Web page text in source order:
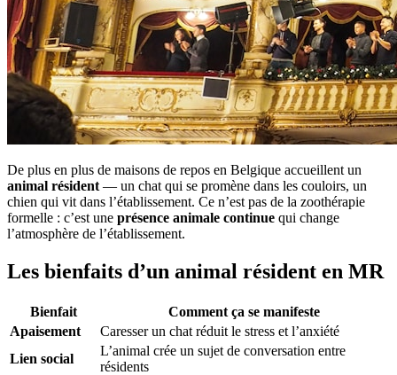
De plus en plus de maisons de repos en Belgique accueillent un
animal résident — un chat qui se promène dans les couloirs, un
chien qui vit dans l’établissement. Ce n’est pas de la zoothérapie
formelle : c’est une présence animale continue qui change
l’atmosphère de l’établissement.
Les bienfaits d’un animal résident en MR
Bienfait
Comment ça se manifeste
Apaisement
Caresser un chat réduit le stress et l’anxiété
Lien social
L’animal crée un sujet de conversation entre
résidents